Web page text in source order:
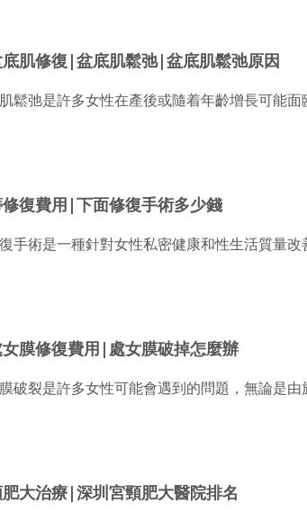
肌修復|盆底肌鬆弛|盆底肌鬆弛原因
鬆弛是許多女性在產後或隨着年齡增長可能
復費用|下面修復手術多少錢
手術是一種針對女性私密健康和性生活質量
膜修復費用|處女膜破掉怎麼辦
破裂是許多女性可能會遇到的問題，無論是
大治療|深圳宮頸肥大醫院排名